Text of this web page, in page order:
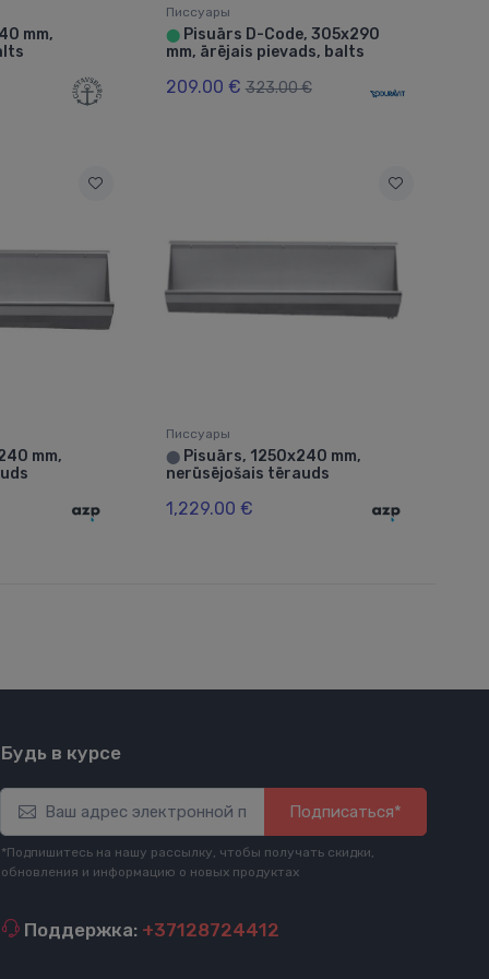
mm,
Писсуары
⬤Pisuārs D-Code, 305x290
mm, ārējais pievads, balts
209.00 € 323.00 €
mm,
Писсуары
⬤Pisuārs, 1250x240 mm,
nerūsējošais tērauds
1,229.00 €
Будь в курсе
Подписаться*
*Подпишитесь на нашу рассылку, чтобы получать скидки,
обновления и информацию о новых продуктах
Поддержка: +37128724412